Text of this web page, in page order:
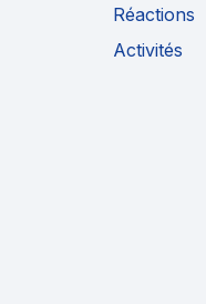
Réactions
Activités